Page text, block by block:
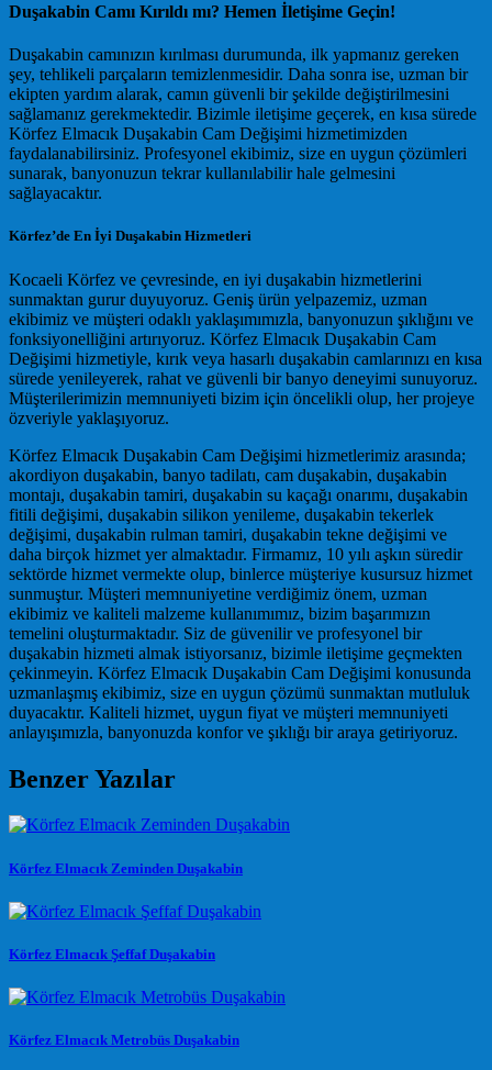
Duşakabin Camı Kırıldı mı? Hemen İletişime Geçin!
Duşakabin camınızın kırılması durumunda, ilk yapmanız gereken
şey, tehlikeli parçaların temizlenmesidir. Daha sonra ise, uzman bir
ekipten yardım alarak, camın güvenli bir şekilde değiştirilmesini
sağlamanız gerekmektedir. Bizimle iletişime geçerek, en kısa sürede
Körfez Elmacık Duşakabin Cam Değişimi hizmetimizden
faydalanabilirsiniz. Profesyonel ekibimiz, size en uygun çözümleri
sunarak, banyonuzun tekrar kullanılabilir hale gelmesini
sağlayacaktır.
Körfez’de En İyi Duşakabin Hizmetleri
Kocaeli Körfez ve çevresinde, en iyi duşakabin hizmetlerini
sunmaktan gurur duyuyoruz. Geniş ürün yelpazemiz, uzman
ekibimiz ve müşteri odaklı yaklaşımımızla, banyonuzun şıklığını ve
fonksiyonelliğini artırıyoruz. Körfez Elmacık Duşakabin Cam
Değişimi hizmetiyle, kırık veya hasarlı duşakabin camlarınızı en kısa
sürede yenileyerek, rahat ve güvenli bir banyo deneyimi sunuyoruz.
Müşterilerimizin memnuniyeti bizim için öncelikli olup, her projeye
özveriyle yaklaşıyoruz.
Körfez Elmacık Duşakabin Cam Değişimi hizmetlerimiz arasında;
akordiyon duşakabin, banyo tadilatı, cam duşakabin, duşakabin
montajı, duşakabin tamiri, duşakabin su kaçağı onarımı, duşakabin
fitili değişimi, duşakabin silikon yenileme, duşakabin tekerlek
değişimi, duşakabin rulman tamiri, duşakabin tekne değişimi ve
daha birçok hizmet yer almaktadır. Firmamız, 10 yılı aşkın süredir
sektörde hizmet vermekte olup, binlerce müşteriye kusursuz hizmet
sunmuştur. Müşteri memnuniyetine verdiğimiz önem, uzman
ekibimiz ve kaliteli malzeme kullanımımız, bizim başarımızın
temelini oluşturmaktadır. Siz de güvenilir ve profesyonel bir
duşakabin hizmeti almak istiyorsanız, bizimle iletişime geçmekten
çekinmeyin. Körfez Elmacık Duşakabin Cam Değişimi konusunda
uzmanlaşmış ekibimiz, size en uygun çözümü sunmaktan mutluluk
duyacaktır. Kaliteli hizmet, uygun fiyat ve müşteri memnuniyeti
anlayışımızla, banyonuzda konfor ve şıklığı bir araya getiriyoruz.
Benzer Yazılar
Körfez Elmacık Zeminden Duşakabin
Körfez Elmacık Şeffaf Duşakabin
Körfez Elmacık Metrobüs Duşakabin